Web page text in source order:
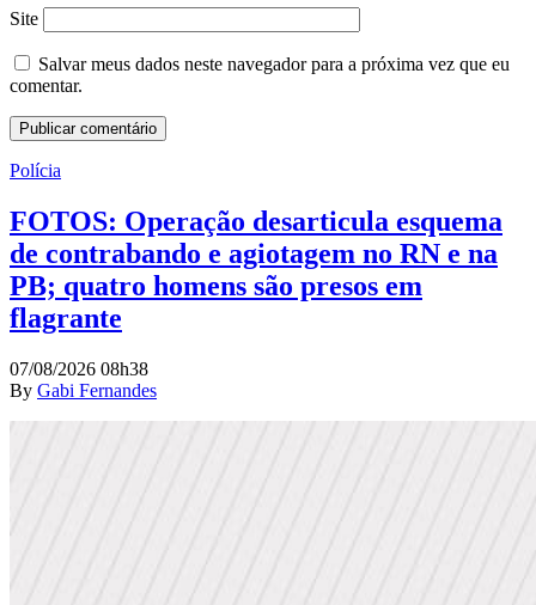
Site
Salvar meus dados neste navegador para a próxima vez que eu
comentar.
Polícia
FOTOS: Operação desarticula esquema
de contrabando e agiotagem no RN e na
PB; quatro homens são presos em
flagrante
07/08/2026 08h38
By Gabi Fernandes